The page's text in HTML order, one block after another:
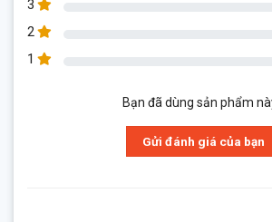
3
2
1
Bạn đã dùng sản phẩm
Gửi đánh giá của bạn